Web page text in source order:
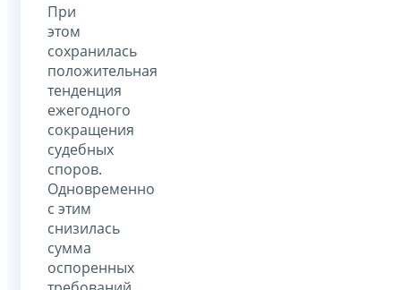
При
этом
сохранилась
положительная
тенденция
ежегодного
сокращения
судебных
споров.
Одновременно
с этим
снизилась
сумма
оспоренных